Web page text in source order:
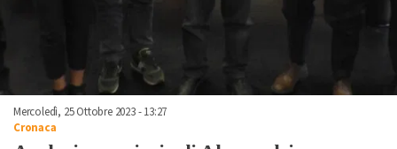
Mercoledì, 25 Ottobre 2023 - 13:27
Cronaca